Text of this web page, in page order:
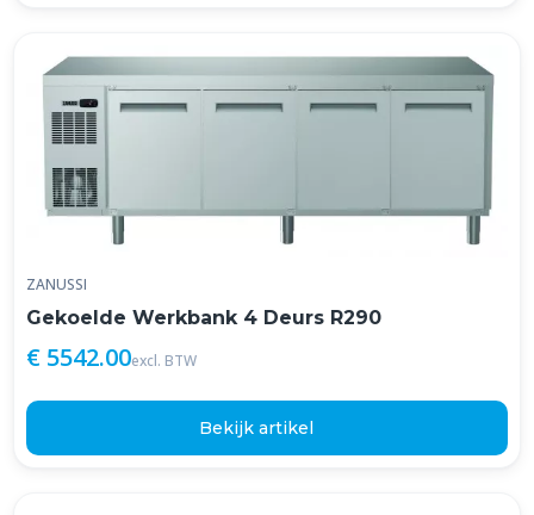
ZANUSSI
Gekoelde Werkbank 4 Deurs R290
€ 5542.00excl. BTW
Bekijk artikel